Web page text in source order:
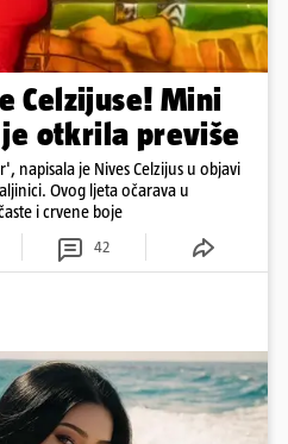
Celzijuse! Mini
otkrila previše
napisala je Nives Celzijus u objavi
Ovog ljeta očarava u
i crvene boje
42